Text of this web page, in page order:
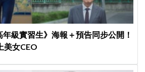
級實習生》海報＋預告同步公開！
美女CEO